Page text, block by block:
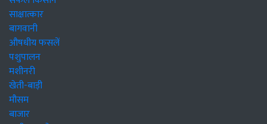
साक्षात्कार
बागवानी
औषधीय फसलें
पशुपालन
मशीनरी
खेती-बाड़ी
मौसम
बाजार